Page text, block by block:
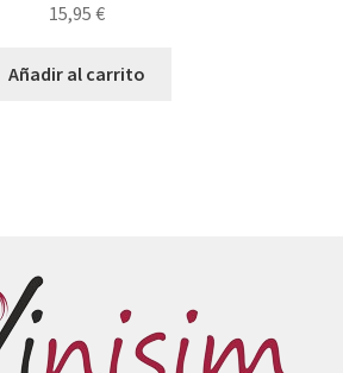
15,95 €
Añadir al carrito